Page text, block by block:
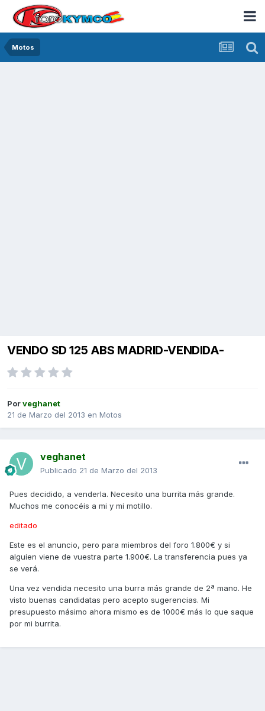
Motos
VENDO SD 125 ABS MADRID-VENDIDA-
Porveghanet
21 de Marzo del 2013 en Motos
veghanet
Publicado 21 de Marzo del 2013
Pues decidido, a venderla. Necesito una burrita más grande.
Muchos me conocéis a mi y mi motillo.
editado
Este es el anuncio, pero para miembros del foro 1.800€ y si
alguien viene de vuestra parte 1.900€. La transferencia pues ya
se verá.
Una vez vendida necesito una burra más grande de 2ª mano. He
visto buenas candidatas pero acepto sugerencias. Mi
presupuesto másimo ahora mismo es de 1000€ más lo que saque
por mi burrita.